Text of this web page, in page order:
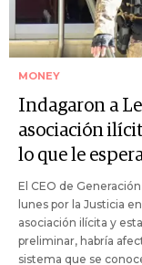
MONEY
Indagaron a
asociación
lo que le
El CEO de
lunes por la Justicia
asociación ilícita y
preliminar, habría
sistema que se